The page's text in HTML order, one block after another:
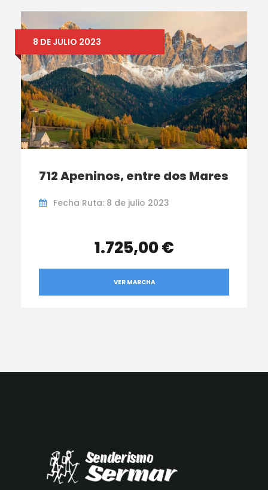
8 DE JULIO 2023
712 Apeninos, entre dos Mares
Fecha Ruta: 8 de julio 2023
1.725,00 €
VER MARCHA